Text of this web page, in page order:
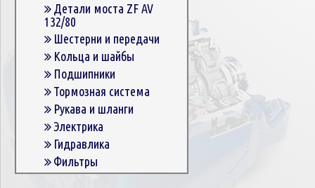
863
863.3
863.3E
864.5
Детали моста ZF AV
132/80
Шестерни и передачи
Кольца и шайбы
Подшипники
Тормозная система
Рукава и шланги
Электрика
Гидравлика
Фильтры
Корпусные детали